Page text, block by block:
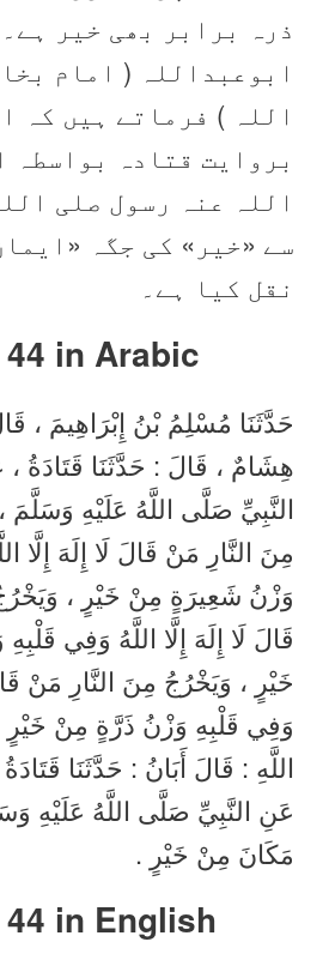
ذرہ برابر بھی خیر ہے۔
ابوعبداللہ ( امام
اللہ ) فرماتے ہیں کہ
بروایت قتادہ بواسطہ
اللہ عنہ رسول صلی
سے «خير» کی جگہ
نقل کیا ہے۔
in Arabic
حَدَّثَنَا مُسْلِمُ بْنُ إِبْرَاهِيمَ ،
هِشَامٌ ، قَالَ : حَدَّثَنَا قَتَادَةُ
النَّبِيِّ صَلَّى اللَّهُ عَلَيْهِ
مِنَ النَّارِ مَنْ قَالَ لَا إِلَهَ إِلَّا
وَزْنُ شَعِيرَةٍ مِنْ خَيْرٍ ،
قَالَ لَا إِلَهَ إِلَّا اللَّهُ وَفِي
خَيْرٍ ، وَيَخْرُجُ مِنَ النَّارِ مَنْ
وَفِي قَلْبِهِ وَزْنُ ذَرَّةٍ مِنْ خَيْرٍ
اللَّهِ : قَالَ أَبَانُ : حَدَّثَنَا
عَنِ النَّبِيِّ صَلَّى اللَّهُ عَلَيْهِ
مَكَانَ مِنْ خَيْرٍ .
in English